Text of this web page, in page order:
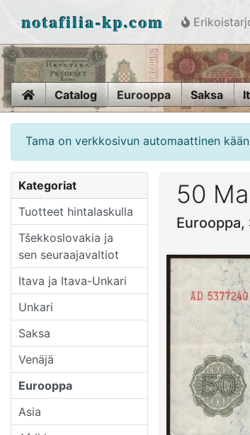
notafilia-kp.com
HomeCatalog Eurooppa Saksa
Tama on verkkosivun automaattinen
Kategoriat
Tuotteet hintalaskulla
Tšekkoslovakia ja
sen seuraajavaltiot
Itava ja Itava-Unkari
Unkari
Saksa
Venäjä
Eurooppa
Asia
50